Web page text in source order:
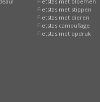
Fietstas met stippen
Fietstas met dieren
Fietstas camouflage
Fietstas met opdruk